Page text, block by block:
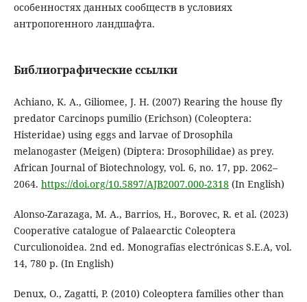
особенностях данных сообществ в условиях
антропогенного ландшафта.
Библиографические ссылки
Achiano, K. A., Giliomee, J. H. (2007) Rearing the house fly
predator Carcinops pumilio (Erichson) (Coleoptera:
Histeridae) using eggs and larvae of Drosophila
melanogaster (Meigen) (Diptera: Drosophilidae) as prey.
African Journal of Biotechnology, vol. 6, no. 17, pp. 2062–
2064. https://doi.org/10.5897/AJB2007.000-2318(In English)
Alonso-Zarazaga, M. A., Barrios, H., Borovec, R. et al. (2023)
Cooperative catalogue of Palaearctic Coleoptera
Curculionoidea. 2nd ed. Monografías electrónicas S.E.A, vol.
14, 780 p. (In English)
Denux, O., Zagatti, P. (2010) Coleoptera families other than